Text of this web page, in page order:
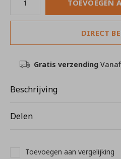
TOEVOEGEN
DIRECT
Gratis verzending
Beschrijving
Delen
Toevoegen aan vergelijking